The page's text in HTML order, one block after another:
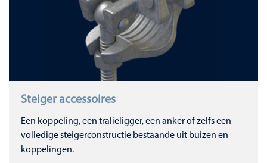
Steiger accessoires
Een koppeling, een tralieligger, een anker of zelfs een
volledige steigerconstructie bestaande uit buizen en
koppelingen.